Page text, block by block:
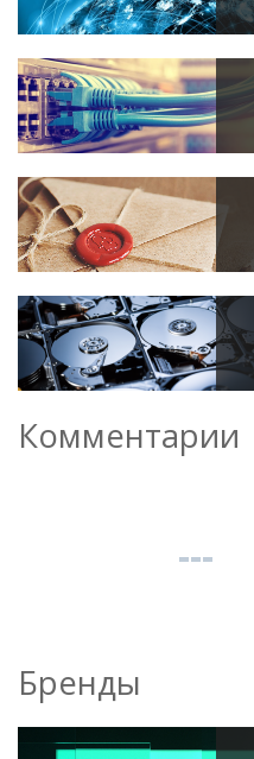
Комментарии
Бренды